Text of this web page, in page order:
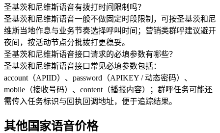
圣基茨和尼维斯语音有拨打时间限制吗？
圣基茨和尼维斯语音一般不做固定时段限制，可按圣基茨和尼
维斯当地作息与业务节奏选择呼叫时间；营销类群呼建议避开
夜间，按活动节点分批拨打更稳妥。
圣基茨和尼维斯语音接口请求的必填参数有哪些？
圣基茨和尼维斯语音接口常见必填参数包括：
account（APIID）、password（APIKEY / 动态密码）、
mobile（接收号码）、content（播报内容）；群呼任务可能还
需传入任务标识与回执回调地址，便于追踪结果。
其他国家语音价格